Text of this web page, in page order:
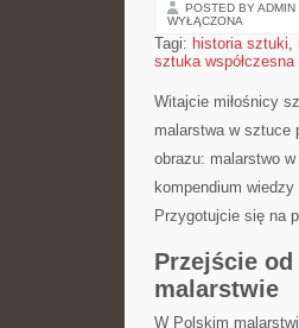
POSTED BY ADMIN
WYŁĄCZONA
Tagi: historia sztuki,
sztuka współczesna
Witajcie miłośnicy
⁣malarstwa w sztuce
obrazu: malarstwo
kompendium⁣
Przygotujcie⁢ się na​
Przejście
malarstwie
W Polskim